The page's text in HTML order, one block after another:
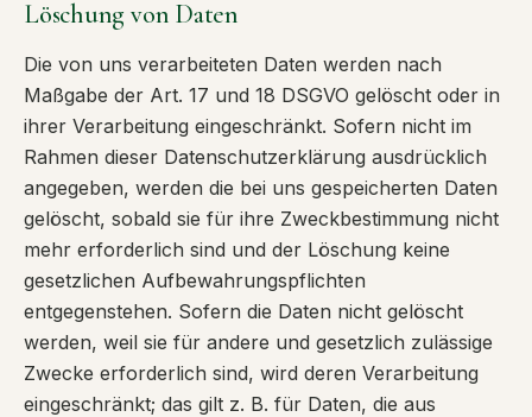
Löschung von Daten
Die von uns verarbeiteten Daten werden nach
Maßgabe der Art. 17 und 18 DSGVO gelöscht oder in
ihrer Verarbeitung eingeschränkt. Sofern nicht im
Rahmen dieser Datenschutzerklärung ausdrücklich
angegeben, werden die bei uns gespeicherten Daten
gelöscht, sobald sie für ihre Zweckbestimmung nicht
mehr erforderlich sind und der Löschung keine
gesetzlichen Aufbewahrungspflichten
entgegenstehen. Sofern die Daten nicht gelöscht
werden, weil sie für andere und gesetzlich zulässige
Zwecke erforderlich sind, wird deren Verarbeitung
eingeschränkt; das gilt z. B. für Daten, die aus